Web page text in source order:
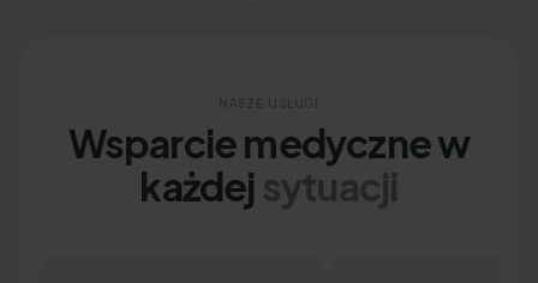
NASZE USŁUGI
Wsparcie medyczne w
każdej sytuacji